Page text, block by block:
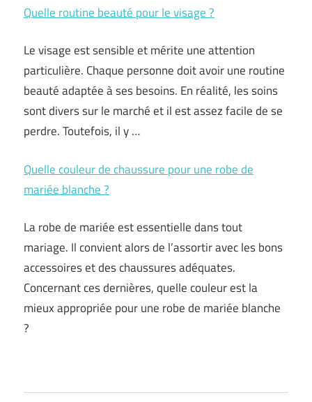
Quelle routine beauté pour le visage ?
Le visage est sensible et mérite une attention
particulière. Chaque personne doit avoir une routine
beauté adaptée à ses besoins. En réalité, les soins
sont divers sur le marché et il est assez facile de se
perdre. Toutefois, il y …
Quelle couleur de chaussure pour une robe de
mariée blanche ?
La robe de mariée est essentielle dans tout
mariage. Il convient alors de l’assortir avec les bons
accessoires et des chaussures adéquates.
Concernant ces dernières, quelle couleur est la
mieux appropriée pour une robe de mariée blanche
?